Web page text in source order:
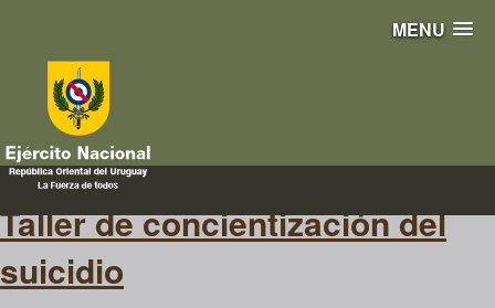
MENU
señales
Taller de concientización del
suicidio